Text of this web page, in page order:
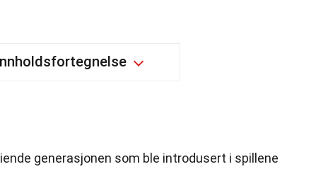
generasjonen som ble introdusert i spillene